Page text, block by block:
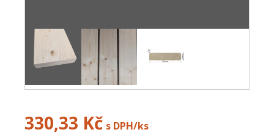
330,33 Kč s DPH/ks